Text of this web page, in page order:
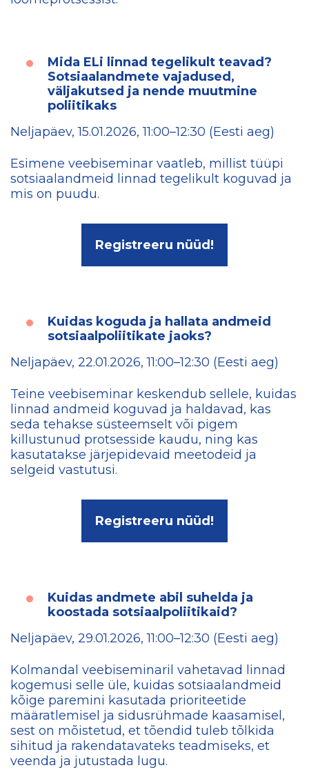
Mida ELi linnad tegelikult teavad?
Sotsiaalandmete vajadused,
väljakutsed ja nende muutmine
poliitikaks
Neljapäev, 15.01.2026, 11:00–12:30 (Eesti aeg)
Esimene veebiseminar vaatleb, millist tüüpi
sotsiaalandmeid linnad tegelikult koguvad ja
mis on puudu.
Registreeru nüüd!
Kuidas koguda ja hallata andmeid
sotsiaalpoliitikate jaoks?
Neljapäev, 22.01.2026, 11:00–12:30 (Eesti aeg)
Teine veebiseminar keskendub sellele, kuidas
linnad andmeid koguvad ja haldavad, kas
seda tehakse süsteemselt või pigem
killustunud protsesside kaudu, ning kas
kasutatakse järjepidevaid meetodeid ja
selgeid vastutusi.
Registreeru nüüd!
Kuidas andmete abil suhelda ja
koostada sotsiaalpoliitikaid?
Neljapäev, 29.01.2026, 11:00–12:30 (Eesti aeg)
Kolmandal veebiseminaril vahetavad linnad
kogemusi selle üle, kuidas sotsiaalandmeid
kõige paremini kasutada prioriteetide
määratlemisel ja sidusrühmade kaasamisel,
sest on mõistetud, et tõendid tuleb tõlkida
sihitud ja rakendatavateks teadmiseks, et
veenda ja jutustada lugu.